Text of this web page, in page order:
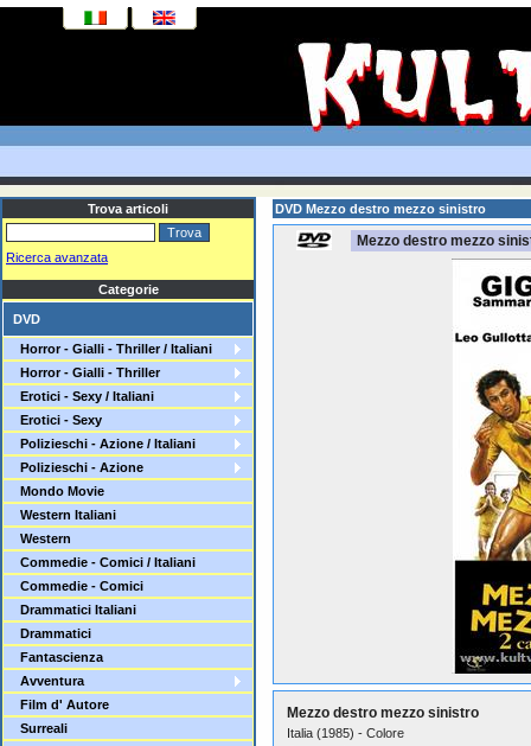
Trova articoli
Ricerca avanzata
Categorie
DVD
Horror - Gialli - Thriller / Italiani
Horror - Gialli - Thriller
Erotici - Sexy / Italiani
Erotici - Sexy
Polizieschi - Azione / Italiani
Polizieschi - Azione
Mondo Movie
Western Italiani
Western
Commedie - Comici / Italiani
Commedie - Comici
Drammatici Italiani
Drammatici
Fantascienza
Avventura
Film d' Autore
Surreali
DVD Mezzo destro mezzo sinistro
Mezzo destro mezzo
Mezzo destro mezzo sinistro
Italia (1985) - Colore